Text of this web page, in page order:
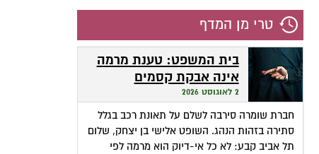
טרי מן המדף
בית המשפט: טענת מרמה
אינה אבקת קסמים
שהופכת אי-דיוק לפטור
מתשלום
2 לאוגוסט 2026
חברת שומרה סירבה לשלם על תאונת רכב בגלל
סתירה בזהות הנהג. השופט אלישי בן יצחק, שלום
תל אביב קבע: לא כל אי-דיוק הוא מרמה לפי